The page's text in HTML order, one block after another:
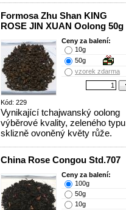
Formosa Zhu Shan KING
ROSE JIN XUAN Oolong 50g
Kód: 229
Ceny za balení:
10g
50g
vzorek zdarma
Vynikající tchajwanský oolong
výběrové kvality, zeleného
sklizně ovoněný květy růže.
China Rose Congou Std.707
Ceny za balení:
100g
50g
10g